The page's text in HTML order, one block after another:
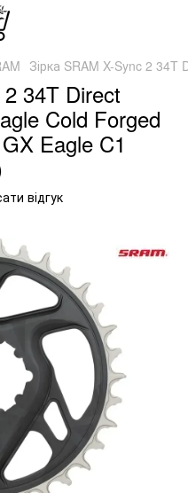
Зірка SRAM X-Sync 2
34T Direct
Cold Forged
Eagle C1
відгук